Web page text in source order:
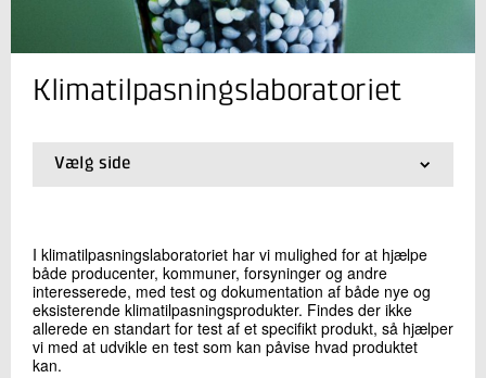
Jeg er din kontaktperson
Katrine Nielsen
Forretningsleder
+45 72 20 15 91
Skriv til mig
Klimatilpasningslaboratoriet
Vælg side
01.Klimatilpasningslaboratoriet
04.Eksempler på test – mobilt laboratorie
05.Kontakt
I klimatilpasningslaboratoriet har vi mulighed for at hjælpe
både producenter, kommuner, forsyninger og andre
interesserede, med test og dokumentation af både nye og
eksisterende klimatilpasningsprodukter. Findes der ikke
allerede en standart for test af et specifikt produkt, så hjælper
vi med at udvikle en test som kan påvise hvad produktet
kan.